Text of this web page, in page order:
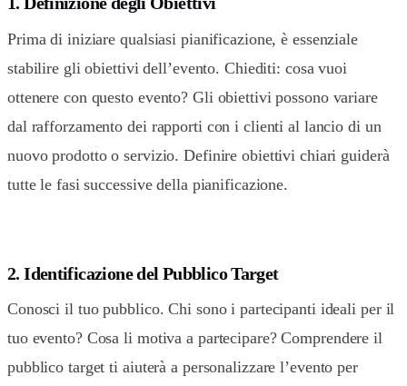
Prima di iniziare qualsiasi pianificazione, è essenziale
stabilire gli obiettivi dell’evento. Chiediti: cosa vuoi
ottenere con questo evento? Gli obiettivi possono variare
dal rafforzamento dei rapporti con i clienti al lancio di un
nuovo prodotto o servizio. Definire obiettivi chiari guiderà
tutte le fasi successive della pianificazione.
2. Identificazione del Pubblico Target
Conosci il tuo pubblico. Chi sono i partecipanti ideali per il
tuo evento? Cosa li motiva a partecipare? Comprendere il
pubblico target ti aiuterà a personalizzare l’evento per